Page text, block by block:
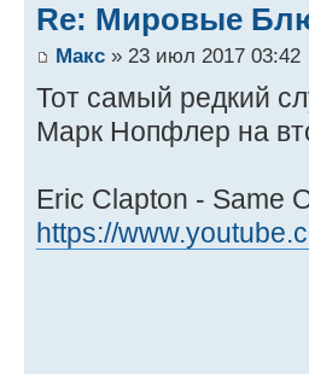
Re: Мировые
Макс » 23 июл 2017 03:42
Тот самый редкий
Марк Нопфлер на
Eric Clapton - Same
https://